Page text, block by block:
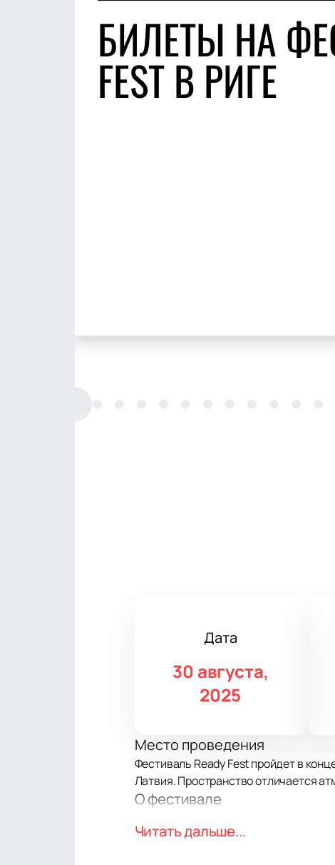
БИЛЕТЫ НА
FEST В РИГЕ
Дата
30 августа,
2025
Место проведения
Фестиваль Ready Fest пройдет в
Латвия. Пространство отличается
О фестивале
качественным звуком. Гости
Читать дальше...